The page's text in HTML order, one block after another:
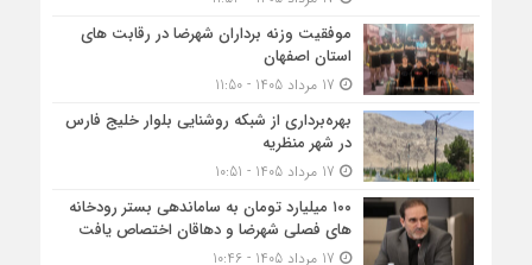
موفقیت وزنه برداران شهرضا در رقابت های
استان اصفهان
بهره‌برداری از شبکه روشنایی بلوار خلیج فارس
در شهر منظریه
۱۰۰ میلیارد تومان به ساماندهی بستر رودخانه
های فصلی شهرضا و دهاقان اختصاص یافت